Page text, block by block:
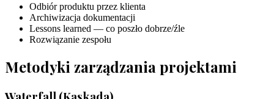
Odbiór produktu przez klienta
Archiwizacja dokumentacji
Lessons learned — co poszło dobrze/źle
Rozwiązanie zespołu
Metodyki zarządzania projektami